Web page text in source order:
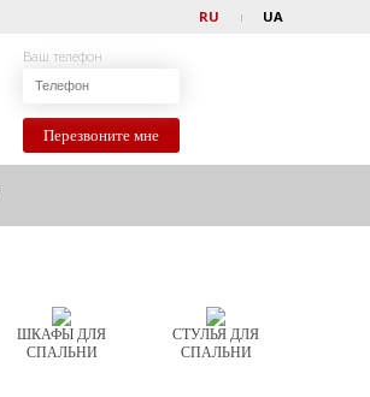
RU UA
Ваш телефон
Перезвоните мне
ШКАФЫ ДЛЯ
СПАЛЬНИ
СТУЛЬЯ ДЛЯ
СПАЛЬНИ